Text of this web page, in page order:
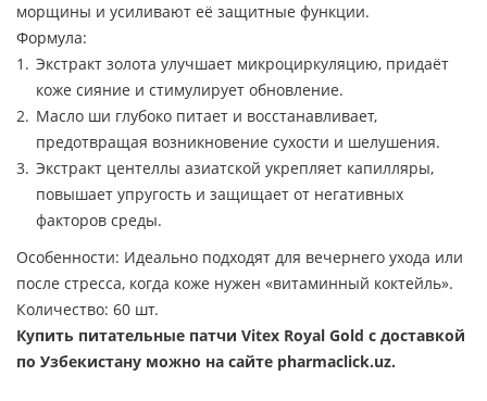
морщины и усиливают её защитные функции.
Формула:
Экстракт золота улучшает микроциркуляцию, придаёт
коже сияние и стимулирует обновление.
Масло ши глубоко питает и восстанавливает,
предотвращая возникновение сухости и шелушения.
Экстракт центеллы азиатской укрепляет капилляры,
повышает упругость и защищает от негативных
факторов среды.
Особенности: Идеально подходят для вечернего ухода или
после стресса, когда коже нужен «витаминный коктейль».
Количество: 60 шт.
Купить питательные патчи Vitex Royal Gold с доставкой
по Узбекистану можно на сайте pharmaclick.uz.